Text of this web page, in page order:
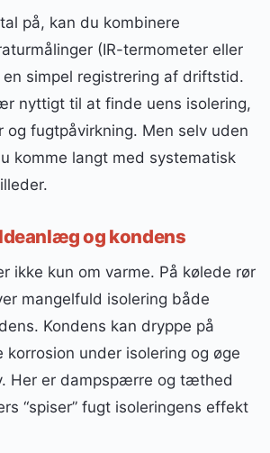
på, kan du kombinere
(IR-termometer eller
simpel registrering af driftstid.
nyttigt til at finde uens isolering,
fugtpåvirkning. Men selv uden
komme langt med systematisk
og kondens
ikke kun om varme. På kølede rør
mangelfuld isolering både
Kondens kan dryppe på
korrosion under isolering og øge
Her er dampspærre og tæthed
“spiser” fugt isoleringens effekt